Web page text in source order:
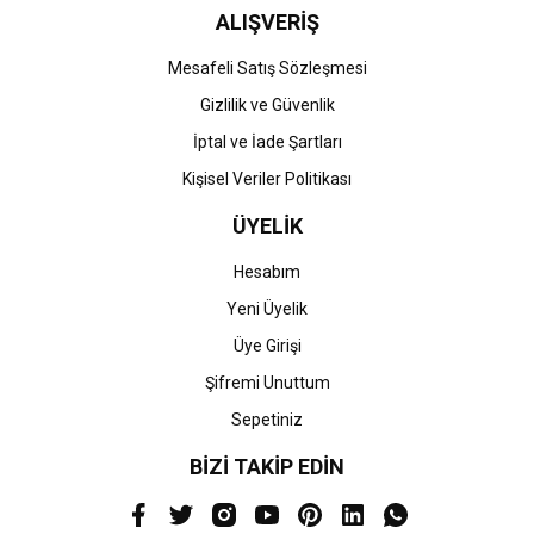
ALIŞVERİŞ
Mesafeli Satış Sözleşmesi
Gizlilik ve Güvenlik
İptal ve İade Şartları
Kişisel Veriler Politikası
ÜYELİK
Hesabım
Yeni Üyelik
Üye Girişi
Şifremi Unuttum
Sepetiniz
BİZİ TAKİP EDİN